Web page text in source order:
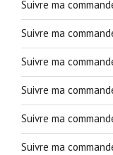
Suivre ma
Suivre ma
Suivre ma
Suivre ma
Suivre ma
Suivre ma